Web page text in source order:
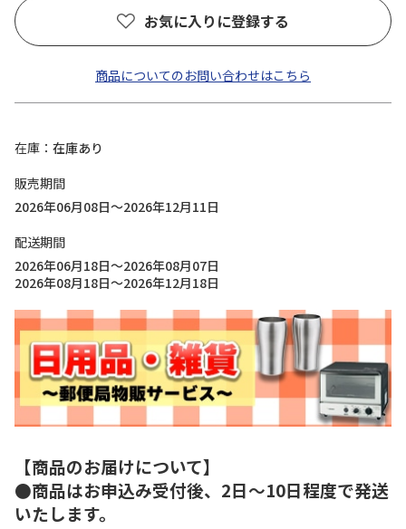
お気に入りに登録する
商品についてのお問い合わせはこちら
在庫
在庫あり
販売期間
2026年06月08日～2026年12月11日
配送期間
2026年06月18日～2026年08月07日
2026年08月18日～2026年12月18日
【商品のお届けについて】
●商品はお申込み受付後、2日～10日程度で発送
いたします。